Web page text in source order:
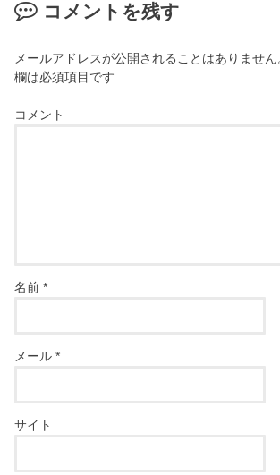
コメントを残す
メールアドレスが公開されることはありません
欄は必須項目です
コメント
名前*
メール*
サイト